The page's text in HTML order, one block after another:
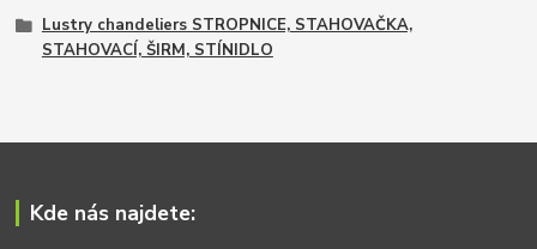
Lustry chandeliers STROPNICE, STAHOVAČKA,
STAHOVACÍ, ŠIRM, STÍNIDLO
Kde nás najdete: